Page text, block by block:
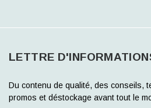
LETTRE
Du contenu de qualité, des conseils,
promos et déstockage avant tout le